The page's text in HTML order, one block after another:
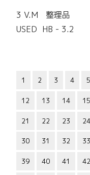
3 V.M 整理品
USED HB - 3.2
1 2 3 4 5
12 13 14 15
21 22 23 24
30 31 32 33
39 40 41 42